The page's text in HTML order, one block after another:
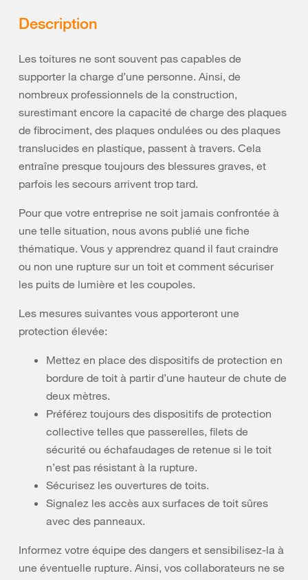
Description
Les toitures ne sont souvent pas capables de
supporter la charge d’une personne. Ainsi, de
nombreux professionnels de la construction,
surestimant encore la capacité de charge des plaques
de fibrociment, des plaques ondulées ou des plaques
translucides en plastique, passent à travers. Cela
entraîne presque toujours des blessures graves, et
parfois les secours arrivent trop tard.
Pour que votre entreprise ne soit jamais confrontée à
une telle situation, nous avons publié une fiche
thématique. Vous y apprendrez quand il faut craindre
ou non une rupture sur un toit et comment sécuriser
les puits de lumière et les coupoles.
Les mesures suivantes vous apporteront une
protection élevée:
Mettez en place des dispositifs de protection en
bordure de toit à partir d’une hauteur de chute de
deux mètres.
Préférez toujours des dispositifs de protection
collective telles que passerelles, filets de
sécurité ou échafaudages de retenue si le toit
n’est pas résistant à la rupture.
Sécurisez les ouvertures de toits.
Signalez les accès aux surfaces de toit sûres
avec des panneaux.
Informez votre équipe des dangers et sensibilisez-la à
une éventuelle rupture. Ainsi, vos collaborateurs ne se